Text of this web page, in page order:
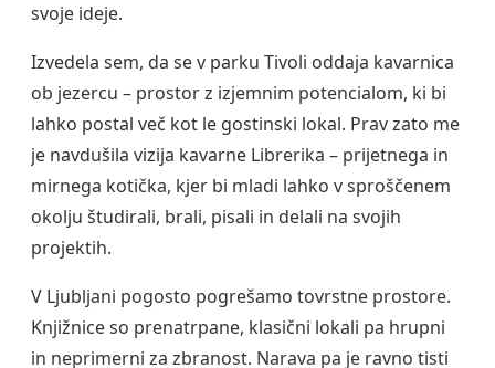
svoje ideje.
Izvedela sem, da se v parku Tivoli oddaja kavarnica
ob jezercu – prostor z izjemnim potencialom, ki bi
lahko postal več kot le gostinski lokal. Prav zato me
je navdušila vizija kavarne Librerika – prijetnega in
mirnega kotička, kjer bi mladi lahko v sproščenem
okolju študirali, brali, pisali in delali na svojih
projektih.
V Ljubljani pogosto pogrešamo tovrstne prostore.
Knjižnice so prenatrpane, klasični lokali pa hrupni
in neprimerni za zbranost. Narava pa je ravno tisti